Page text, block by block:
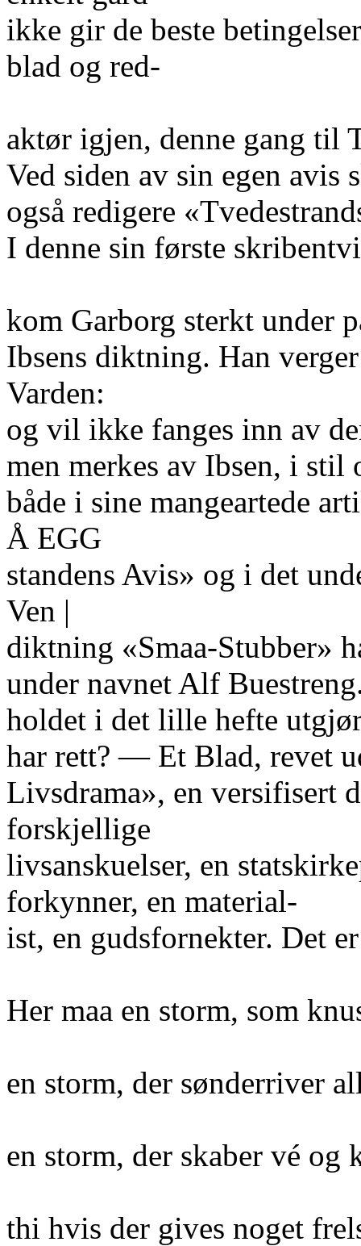
ikke gir de beste
blad og red-
aktør igjen, denne gang til
Ved siden av sin egen avis
også redigere
I denne sin første
kom Garborg sterkt under
Ibsens diktning. Han
Varden:
og vil ikke fanges inn av
men merkes av Ibsen, i stil
både i sine mangeartede
Å EGG
standens Avis» og i det
Ven |
diktning «Smaa-Stubber»
under navnet Alf
holdet i det lille hefte
har rett? — Et Blad, revet
Livsdrama», en versifisert
forskjellige
livsanskuelser, en
forkynner, en material-
ist, en gudsfornekter. Det
Her maa en storm, som
en storm, der sønderriver
en storm, der skaber vé og
thi hvis der gives noget